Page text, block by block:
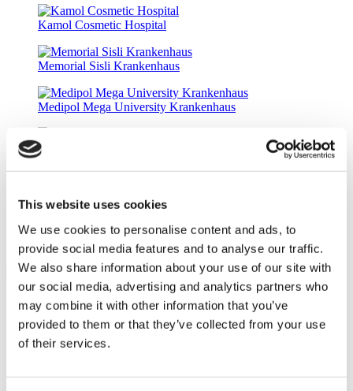
This website uses cookies
We use cookies to personalise content and ads, to
provide social media features and to analyse our traffic.
We also share information about your use of our site with
our social media, advertising and analytics partners who
may combine it with other information that you’ve
provided to them or that they’ve collected from your use
of their services.
Kamol Cosmetic Hospital
Memorial Sisli Krankenhaus
Medipol Mega University Krankenhaus
Estethica Atasehir
Die Acıbadem Healthcare Group
Die Dr. Clinik Hair Transplant Klinik
10.0(1)
Angebot einholen
TÜRSAB – Transaktionen auf flymedi.com werden von
MIRAC SARA TOURISM abgewickelt, einer bei TÜRSAB